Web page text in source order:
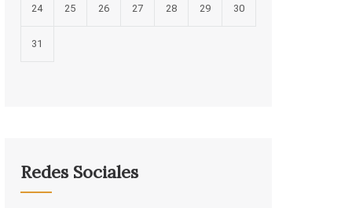
24 25 26 27 28 29 30
31
Redes Sociales